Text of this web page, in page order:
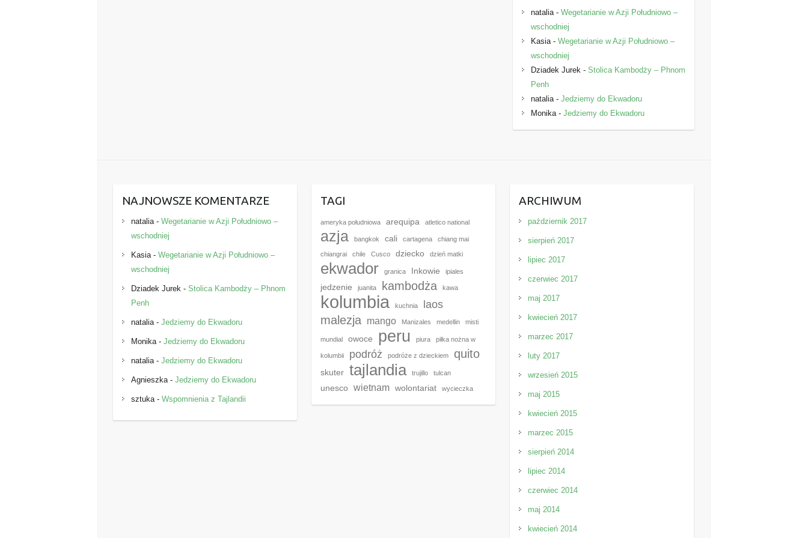
natalia- Wegetarianie w Azji Południowo –
wschodniej
Kasia- Wegetarianie w Azji Południowo –
wschodniej
Dziadek Jurek- Stolica Kambodży – Phnom
Penh
natalia- Jedziemy do Ekwadoru
Monika- Jedziemy do Ekwadoru
NAJNOWSZE KOMENTARZE
natalia-Wegetarianie w Azji Południowo –
wschodniej
Kasia-Wegetarianie w Azji Południowo –
wschodniej
Dziadek Jurek -Stolica Kambodży – Phnom
Penh
natalia-Jedziemy do Ekwadoru
Monika-Jedziemy do Ekwadoru
natalia-Jedziemy do Ekwadoru
Agnieszka-Jedziemy do Ekwadoru
sztuka-Wspomnienia z Tajlandii
TAGI
ameryka południowa arequipa atletico national
azja bangkok cali cartagena chiang mai
chiangrai chile Cusco dziecko dzień matki
ekwador granica Inkowie ipiales
jedzenie juanita kambodża kawa
kolumbia kuchnia laos
malezja mango Manizales medellin misti
mundial owoce peru piura piłka nożna w
kolumbii podróż podróże z dzieckiem quito
skuter tajlandia trujillo tulcan
unesco wietnam wolontariat wycieczka
ARCHIWUM
październik 2017
sierpień 2017
lipiec 2017
czerwiec 2017
maj 2017
kwiecień 2017
marzec 2017
luty 2017
wrzesień 2015
maj 2015
kwiecień 2015
marzec 2015
sierpień 2014
lipiec 2014
czerwiec 2014
maj 2014
kwiecień 2014